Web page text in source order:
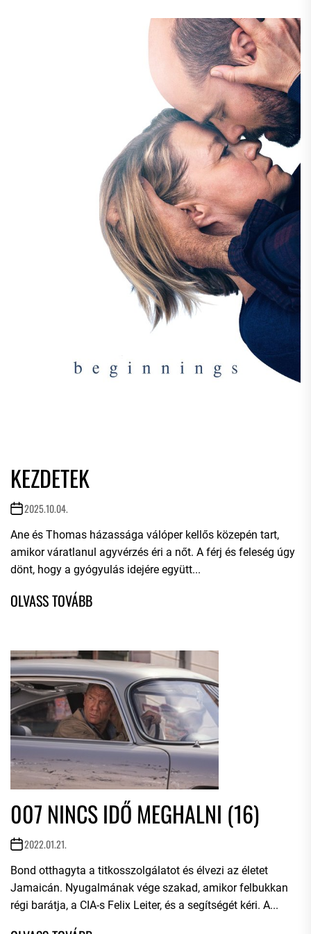
KEZDETEK
2025.10.04.
Ane és Thomas házassága válóper kellős közepén tart,
amikor váratlanul agyvérzés éri a nőt. A férj és feleség úgy
dönt, hogy a gyógyulás idejére együtt...
007 NINCS IDŐ MEGHALNI (16)
2022.01.21.
Bond otthagyta a titkosszolgálatot és élvezi az életet
Jamaicán. Nyugalmának vége szakad, amikor felbukkan
régi barátja, a CIA-s Felix Leiter, és a segítségét kéri. A...